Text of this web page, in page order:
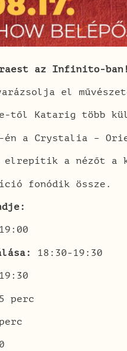
az Infinito-ban!
el
től Katarig több
én a Crystalia –
elrepítik a nézőt
fonódik össze.
18:30-19:30
perc